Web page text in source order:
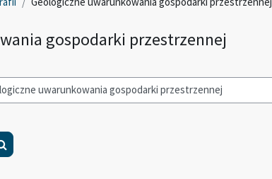
gospodarki przestrzennej
Search courses